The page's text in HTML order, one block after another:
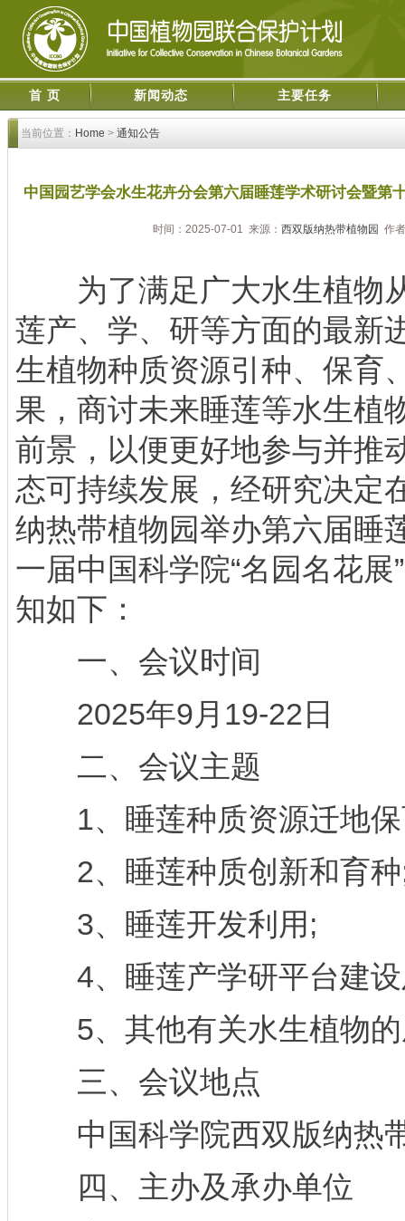
首 页 新闻动态 主要任务
当前位置： Home > 通知公告
中国园艺学会水生花卉分会第六届睡莲学术研讨会暨第
时间：2025-07-01 来源： 西双版纳热带植物园 作
为了满足广大水生植物
莲产、学、研等方面的最新
生植物种质资源引种、保育
果，商讨未来睡莲等水生植
前景，以便更好地参与并推
态可持续发展，经研究决定
纳热带植物园举办第六届睡
一届中国科学院“名园名花
知如下：
一、会议时间
2025年9月19-22日
二、会议主题
1、睡莲种质资源迁地保
2、睡莲种质创新和育
3、睡莲开发利用;
4、睡莲产学研平台建设
5、其他有关水生植物的
三、会议地点
中国科学院西双版纳热
四、主办及承办单位